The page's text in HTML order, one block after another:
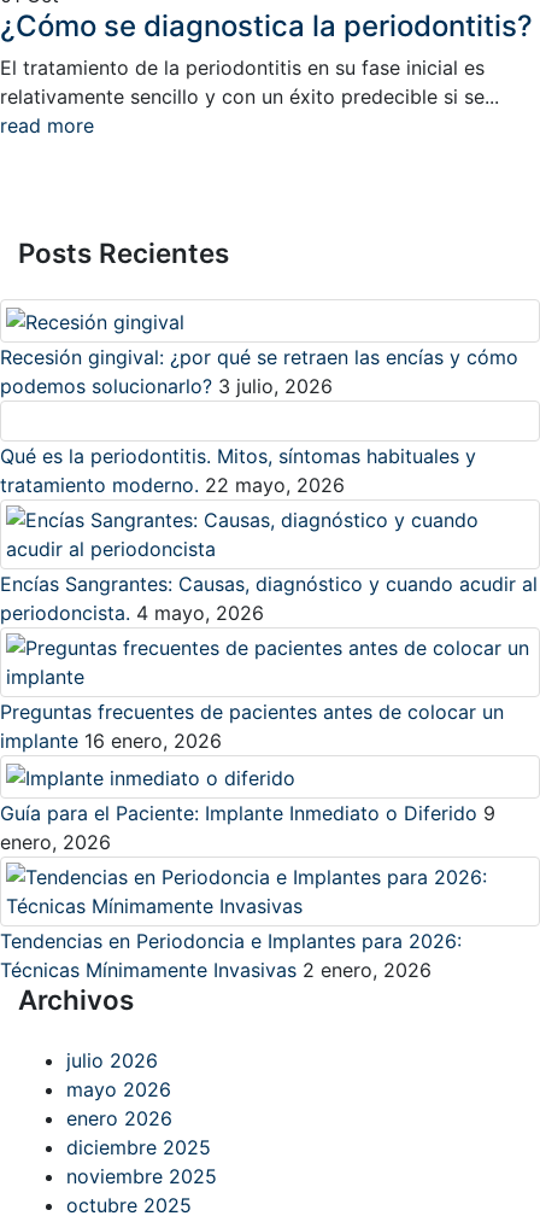
¿Cómo se diagnostica la periodontitis?
El tratamiento de la periodontitis en su fase inicial es
relativamente sencillo y con un éxito predecible si se...
read more
Posts Recientes
Recesión gingival: ¿por qué se retraen las encías y cómo
podemos solucionarlo? 3 julio, 2026
Qué es la periodontitis. Mitos, síntomas habituales y
tratamiento moderno. 22 mayo, 2026
Encías Sangrantes: Causas, diagnóstico y cuando acudir al
periodoncista. 4 mayo, 2026
Preguntas frecuentes de pacientes antes de colocar un
implante 16 enero, 2026
Guía para el Paciente: Implante Inmediato o Diferido 9
enero, 2026
Tendencias en Periodoncia e Implantes para 2026:
Técnicas Mínimamente Invasivas 2 enero, 2026
Archivos
julio 2026
mayo 2026
enero 2026
diciembre 2025
noviembre 2025
octubre 2025